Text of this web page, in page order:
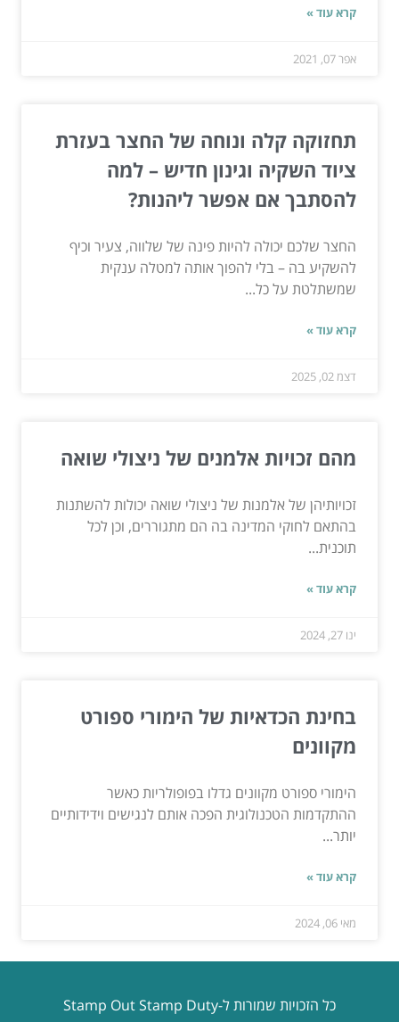
קרא עוד »
אפר 07, 2021
תחזוקה קלה ונוחה של החצר בעזרת
ציוד השקיה וגינון חדיש – למה
להסתבך אם אפשר ליהנות?
החצר שלכם יכולה להיות פינה של שלווה, צעיר וכיף
להשקיע בה – בלי להפוך אותה למטלה ענקית
שמשתלטת על כל...
קרא עוד »
דצמ 02, 2025
מהם זכויות אלמנים של ניצולי שואה
זכויותיהן של אלמנות של ניצולי שואה יכולות להשתנות
בהתאם לחוקי המדינה בה הם מתגוררים, וכן לכל
תוכנית...
קרא עוד »
ינו 27, 2024
בחינת הכדאיות של הימורי ספורט
מקוונים
הימורי ספורט מקוונים גדלו בפופולריות כאשר
ההתקדמות הטכנולוגית הפכה אותם לנגישים וידידותיים
יותר...
קרא עוד »
מאי 06, 2024
כל הזכויות שמורות ל-Stamp Out Stamp Duty